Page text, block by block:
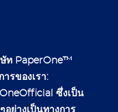
ษัท PaperOne™
รของเรา:
ซึ่งเป็น